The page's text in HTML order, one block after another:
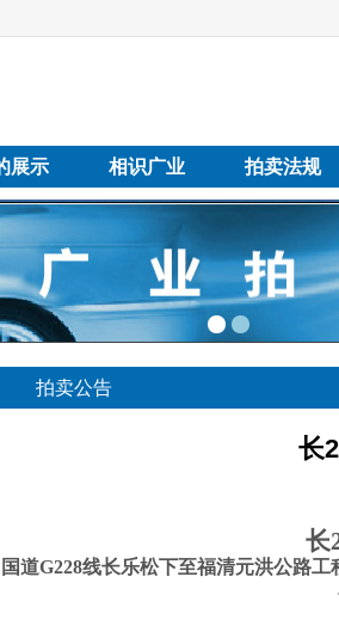
展示 相识广业 拍卖法规
拍卖公告
长
长
国道G228线长乐松下至福清元洪公路